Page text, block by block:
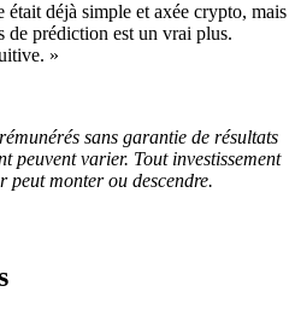
déjà simple et axée crypto, mais
de prédiction est un vrai plus.
»
sans garantie de résultats
peuvent varier. Tout investissement
peut monter ou descendre.